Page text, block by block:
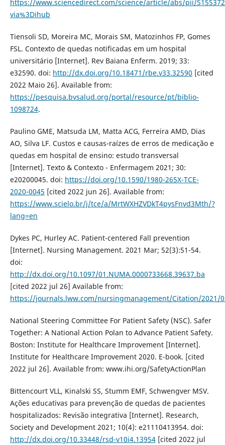
https://www.sciencedirect.com/science/article/abs/pii/
via%3Dihub
Tiensoli SD, Moreira MC, Morais SM, Matozinhos FP, Gomes
FSL. Contexto de quedas notificadas em um hospital
universitário [Internet]. Rev Baiana Enferm. 2019; 33:
e32590. doi: http://dx.doi.org/10.18471/rbe.v33.32590 [cited
2022 Maio 26]. Available from:
https://pesquisa.bvsalud.org/portal/resource/pt/biblio-
1098724.
Paulino GME, Matsuda LM, Matta ACG, Ferreira AMD, Dias
AO, Silva LF. Custos e causas-raízes de erros de medicação e
quedas em hospital de ensino: estudo transversal
[Internet]. Texto & Contexto - Enfermagem 2021; 30:
e20200045. doi: https://doi.org/10.1590/1980-265X-TCE-
2020-0045 [cited 2022 jun 26]. Available from:
https://www.scielo.br/j/tce/a/MrtWXHZVDkT4pysFnvd3Mth/?
lang=en
Dykes PC, Hurley AC. Patient-centered Fall prevention
[Internet]. Nursing Management. 2021 Mar; 52(3):51-54.
doi:
http://dx.doi.org/10.1097/01.NUMA.0000733668.39637.ba
[cited 2022 jul 26] Available from:
https://journals.lww.com/nursingmanagement/Citation/2021/
National Steering Committee For Patient Safety (NSC). Safer
Together: A National Action Polan to Advance Patient Safety.
Boston: Institute for Healthcare Improvement [Internet].
Institute for Healthcare Improvement 2020. E-book. [cited
2022 jul 26]. Available from: www.ihi.org/SafetyActionPlan
Bittencourt VLL, Kinalski SS, Stumm EMF, Schwengver MSV.
Ações educativas para prevenção de quedas de pacientes
hospitalizados: Revisão integrativa [Internet]. Research,
Society and Development 2021; 10(4): e21110413954. doi:
http://dx.doi.org/10.33448/rsd-v10i4.13954[cited 2022 jul